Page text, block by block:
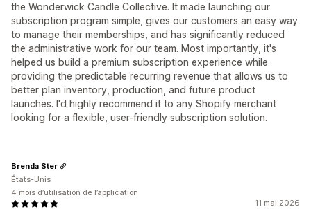
the Wonderwick Candle Collective. It made launching our
subscription program simple, gives our customers an easy way
to manage their memberships, and has significantly reduced
the administrative work for our team. Most importantly, it's
helped us build a premium subscription experience while
providing the predictable recurring revenue that allows us to
better plan inventory, production, and future product
launches. I'd highly recommend it to any Shopify merchant
looking for a flexible, user-friendly subscription solution.
11 mai 2026
Brenda Ster
États-Unis
4 mois d’utilisation de l’application